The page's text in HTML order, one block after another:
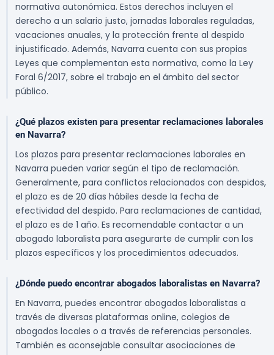
normativa autonómica. Estos derechos incluyen el
derecho a un salario justo, jornadas laborales reguladas,
vacaciones anuales, y la protección frente al despido
injustificado. Además, Navarra cuenta con sus propias
Leyes que complementan esta normativa, como la Ley
Foral 6/2017, sobre el trabajo en el ámbito del sector
público.
¿Qué plazos existen para presentar reclamaciones laborales
en Navarra?
Los plazos para presentar reclamaciones laborales en
Navarra pueden variar según el tipo de reclamación.
Generalmente, para conflictos relacionados con despidos,
el plazo es de 20 días hábiles desde la fecha de
efectividad del despido. Para reclamaciones de cantidad,
el plazo es de 1 año. Es recomendable contactar a un
abogado laboralista para asegurarte de cumplir con los
plazos específicos y los procedimientos adecuados.
¿Dónde puedo encontrar abogados laboralistas en Navarra?
En Navarra, puedes encontrar abogados laboralistas a
través de diversas plataformas online, colegios de
abogados locales o a través de referencias personales.
También es aconsejable consultar asociaciones de